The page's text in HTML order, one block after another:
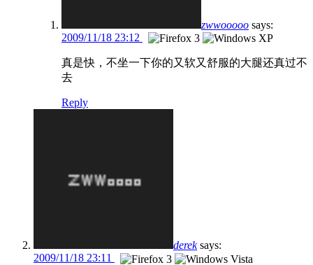
zwwooooo says:
2009/11/18 23:12
真是快，不坐一下你的又软又舒服的大腿还真过不
去
Reply
derek says:
2009/11/18 23:11